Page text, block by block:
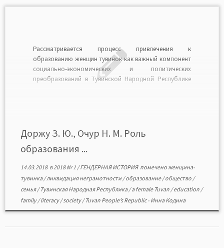
Рассматривается процесс привлечения к
образованию женщин тувинок как важный компонент
социально-экономических и политических
преобразований в Тувинской Народной Республике
развития независимого государства, а также
формирования и функционирования системы
народного образования. Определены условия […]
Доржу З. Ю., Очур Н. М. Роль
образования ...
14.03.2018в2018 № 1 /ГЕНДЕРНАЯ ИСТОРИЯ помеченоженщина-
тувинка/ликвидация неграмотности /образование/общество /
семья/Тувинская Народная Республика/a female Tuvan /education /
family/literacy/society/Tuvan People’s Republic- Инна Кодина